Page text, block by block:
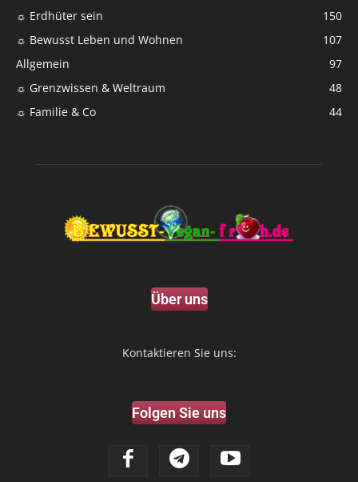
☼ Erdhüter sein
150
☼ Bewusst Leben und Wohnen
107
Allgemein
97
☼ Grenzwissen & Weltraum
48
☼ Familie & Co
44
Über uns
Kontaktieren Sie uns:
Folgen Sie uns